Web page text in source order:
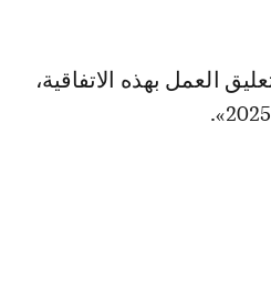
فإن قرار تعليق العمل بهذه الاتفاقية،